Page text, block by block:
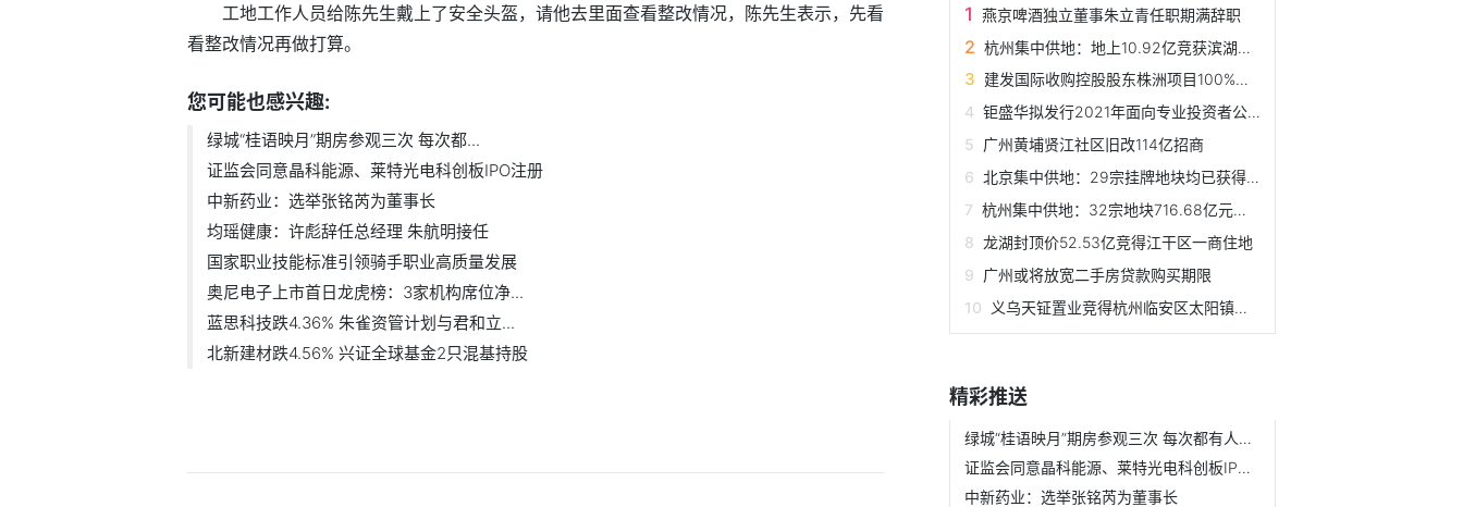
工地工作人员给陈先生戴上了安全头盔，请他去里面查看整改情况，陈先生表示，先看
看整改情况再做打算。
您可能也感兴趣:
绿城“桂语映月”期房参观三次 每次都...
证监会同意晶科能源、莱特光电科创板IPO注册
中新药业：选举张铭芮为董事长
均瑶健康：许彪辞任总经理 朱航明接任
国家职业技能标准引领骑手职业高质量发展
奥尼电子上市首日龙虎榜：3家机构席位净...
蓝思科技跌4.36% 朱雀资管计划与君和立...
北新建材跌4.56% 兴证全球基金2只混基持股
燕京啤酒独立董事朱立青任职期满辞职
杭州集中供地：地上10.92亿竞获滨湖新区一宅地
建发国际收购控股股东株洲项目100%股权 耗资21.14亿元
钜盛华拟发行2021年面向专业投资者公开发行公司债券
广州黄埔贤江社区旧改114亿招商
北京集中供地：29宗挂牌地块均已获得报价
杭州集中供地：32宗地块716.68亿元收官
龙湖封顶价52.53亿竞得江干区一商住地
广州或将放宽二手房贷款购买期限
义乌天钲置业竞得杭州临安区太阳镇宅地
精彩推送
绿城“桂语映月”期房参观三次 每次都有人为污渍？
证监会同意晶科能源、莱特光电科创板IPO注册
中新药业：选举张铭芮为董事长